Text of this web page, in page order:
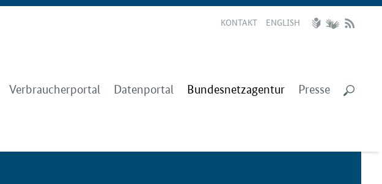
KONTAKT ENGLISH
Verbraucherportal Datenportal Bundesnetzagentur Presse